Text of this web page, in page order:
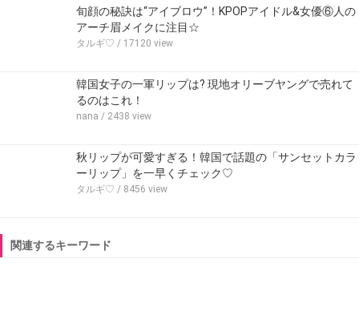
旬顔の秘訣は“アイブロウ”！KPOPアイドル&女優⑥人の
アーチ眉メイクに注目☆
タルギ♡ / 17120 view
韓国女子の一軍リップは? 現地オリーブヤングで売れて
るのはこれ！
nana / 2438 view
秋リップが可愛すぎる！韓国で話題の「サンセットカラ
ーリップ」を一早くチェック♡
タルギ♡ / 8456 view
関連するキーワード